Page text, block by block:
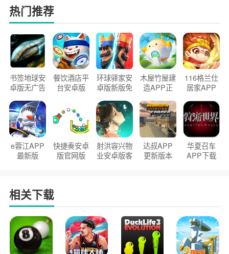
热门推荐
书签地球安
卓版无广告
餐饮酒店平
台安卓版
环球驿家安
卓版新版免
木屋竹屋建
造APP正
116格兰仕
居家APP
e蓉江APP
最新版
快捷奏安卓
版官网版
射洪容兴物
业安卓版客
达叔APP
更新版本
华夏召车
APP下载
相关下载